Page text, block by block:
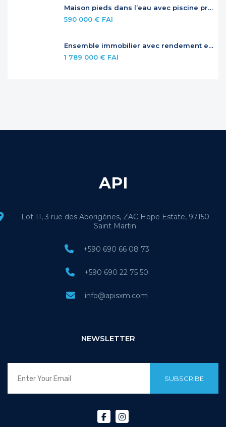
Maison pieds dans l’eau avec piscine privée
590 000 € FAI
Ensemble immobilier avec rendement et potentiel – Jardins de la Baie Orientale
1 789 000 € FAI
API
Lot 11, 3 rue des Aborigènes, ZAC Hope Estate, 97150
Saint Martin
+590 690 66 08 73
+590 690 22 75 50
info@apisxm.com
NEWSLETTER
SUBSCRIBE